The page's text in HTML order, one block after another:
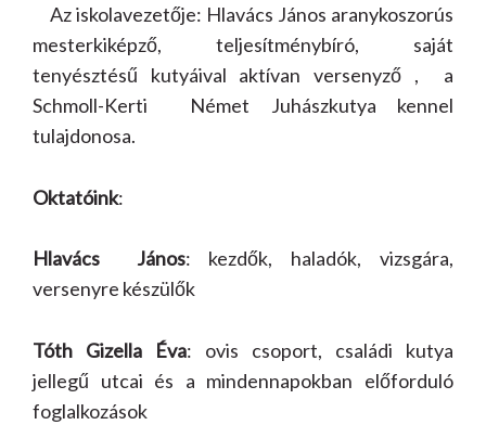
Az iskolavezetője: Hlavács János aranykoszorús
mesterkiképző, teljesítménybíró, saját
tenyésztésű kutyáival aktívan versenyző , a
Schmoll-Kerti Német Juhászkutya kennel
tulajdonosa.
Oktatóink:
Hlavács János: kezdők, haladók, vizsgára,
versenyre készülők
Tóth Gizella Éva: ovis csoport, családi kutya
jellegű utcai és a mindennapokban előforduló
foglalkozások